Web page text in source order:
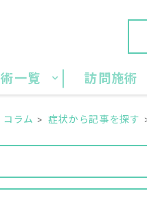
一覧 訪問施術
コラム 症状から記事を探す